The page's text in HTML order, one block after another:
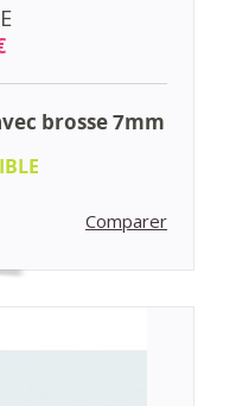
brosse 7mm
Comparer